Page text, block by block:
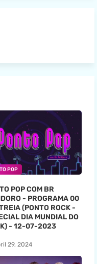
POP
POP COM BR
- PROGRAMA 00
(PONTO ROCK -
DIA MUNDIAL DO
- 12-07-2023
29, 2024